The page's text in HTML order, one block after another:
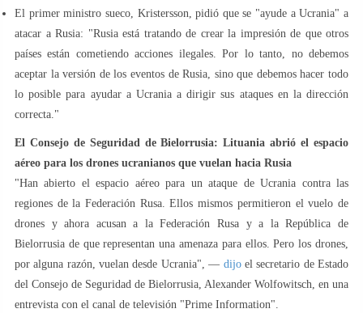
El primer ministro sueco, Kristersson, pidió que se "ayude a Ucrania" a
atacar a Rusia: "Rusia está tratando de crear la impresión de que otros
países están cometiendo acciones ilegales. Por lo tanto, no debemos
aceptar la versión de los eventos de Rusia, sino que debemos hacer todo
lo posible para ayudar a Ucrania a dirigir sus ataques en la dirección
correcta."
El Consejo de Seguridad de Bielorrusia: Lituania abrió el espacio
aéreo para los drones ucranianos que vuelan hacia Rusia
"Han abierto el espacio aéreo para un ataque de Ucrania contra las
regiones de la Federación Rusa. Ellos mismos permitieron el vuelo de
drones y ahora acusan a la Federación Rusa y a la República de
Bielorrusia de que representan una amenaza para ellos. Pero los drones,
por alguna razón, vuelan desde Ucrania", — dijoel secretario de Estado
del Consejo de Seguridad de Bielorrusia, Alexander Wolfowitsch, en una
entrevista con el canal de televisión "Prime Information".